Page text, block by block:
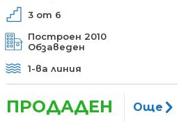
3 от 6
Построен 2010
Обзаведен
1-ва линия
ПРОДАДЕН Още